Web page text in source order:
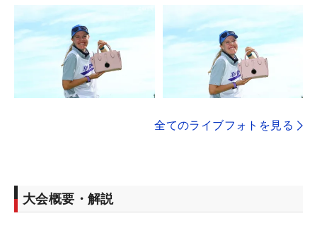
全てのライブフォトを見る
大会概要・解説